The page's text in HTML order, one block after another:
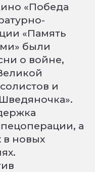
«Победа
«Память
были
о войне,
и
а
новых